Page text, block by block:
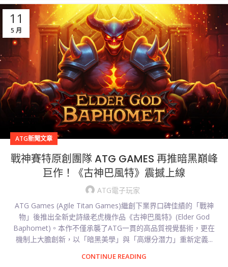
11
5 月
ATG新聞文章
戰神賽特原創團隊 ATG GAMES 再推暗黑巔峰
巨作！《古神巴風特》震撼上線
ATG電子玩家
ATG Games (Agile Titan Games)繼創下業界口碑佳績的「戰神
物」後推出全新史詩級老虎機作品《古神巴風特》(Elder God
Baphomet)。本作不僅承襲了ATG一貫的高品質視覺藝術，更在
機制上大膽創新，以「暗黑美學」與「高爆分潛力」重新定義...
CONTINUE READING